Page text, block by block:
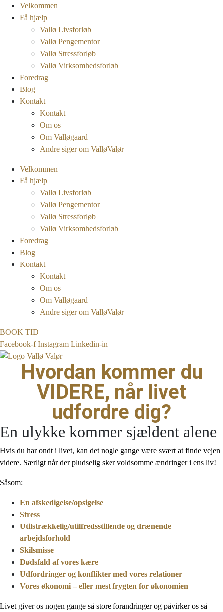
Velkommen
Få hjælp
Vallø Livsforløb
Vallø Pengementor
Vallø Stressforløb
Vallø Virksomhedsforløb
Foredrag
Blog
Kontakt
Kontakt
Om os
Om Valløgaard
Andre siger om ValløValør
Velkommen
Få hjælp
Vallø Livsforløb
Vallø Pengementor
Vallø Stressforløb
Vallø Virksomhedsforløb
Foredrag
Blog
Kontakt
Kontakt
Om os
Om Valløgaard
Andre siger om ValløValør
BOOK TID
Facebook-f Instagram Linkedin-in
Hvordan kommer du
VIDERE, når livet
udfordre dig?
En ulykke kommer sjældent alene
Hvis du har ondt i livet, kan det nogle gange være svært at finde vejen
videre. Særligt når der pludselig sker voldsomme ændringer i ens liv!
Såsom:
En afskedigelse/opsigelse
Stress
Utilstrækkelig/utilfredsstillende og drænende
arbejdsforhold
Skilsmisse
Dødsfald af vores kære
Udfordringer og konflikter med vores relationer
Vores økonomi – eller mest frygten for økonomien
Livet giver os nogen gange så store forandringer og påvirker os så